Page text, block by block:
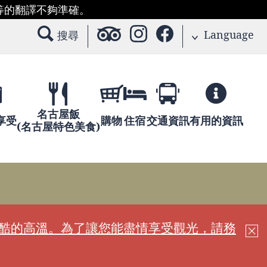
翻譯不夠準確。
搜尋
Language
受
名古屋飯
(名古屋特色美食)購物住宿交通資訊有用的資訊
的高溫。為了讓您能盡情享受觀光，請務